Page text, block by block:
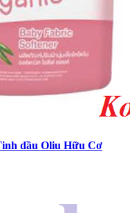
dầu Oliu Hữu Cơ